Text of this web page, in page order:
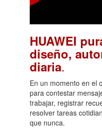
HUAWEI
diseño,
diaria.
En un momento en el
para contestar
trabajar, registrar
resolver tareas
que nunca.